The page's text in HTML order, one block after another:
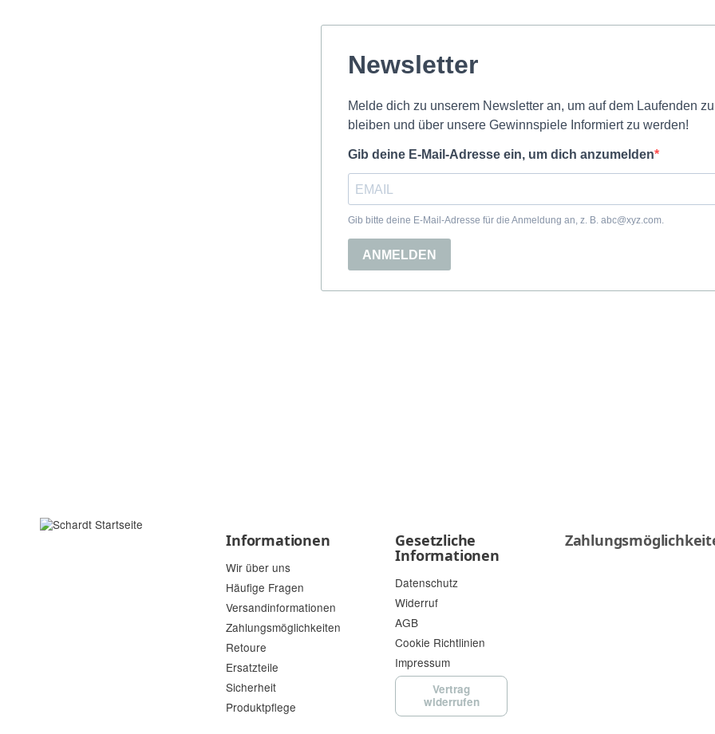
Informationen
Wir über uns
Häufige Fragen
Versandinformationen
Zahlungsmöglichkeiten
Retoure
Ersatzteile
Sicherheit
Produktpflege
Gesetzliche
Informationen
Datenschutz
Widerruf
AGB
Cookie Richtlinien
Impressum
Vertrag
widerrufen